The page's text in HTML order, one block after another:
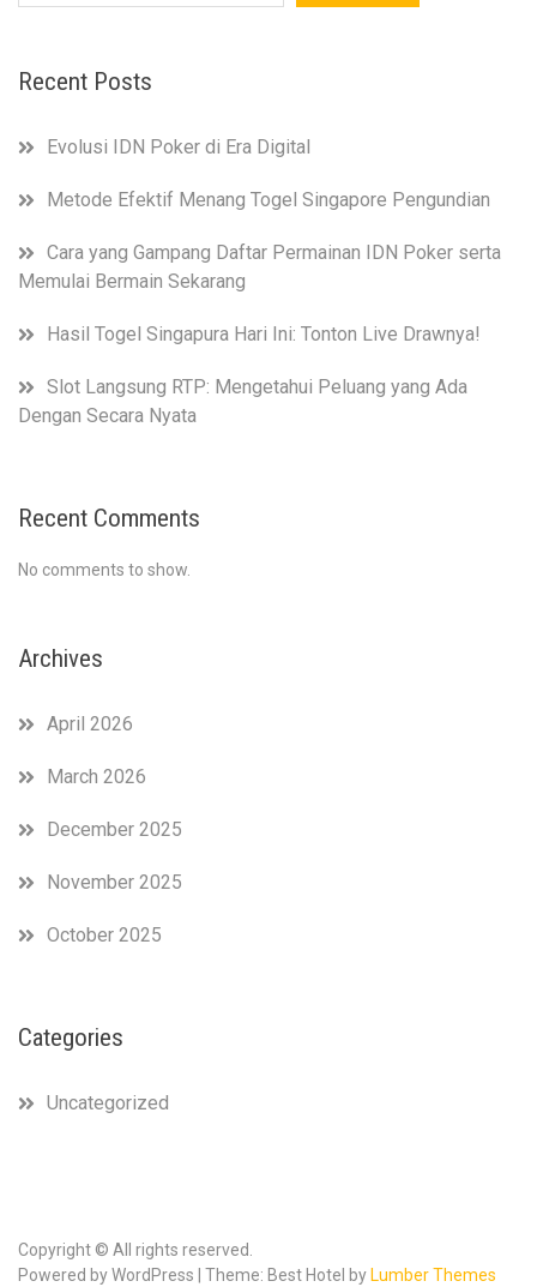
Recent Posts
Evolusi IDN Poker di Era Digital
Metode Efektif Menang Togel Singapore Pengundian
Cara yang Gampang Daftar Permainan IDN Poker serta
Memulai Bermain Sekarang
Hasil Togel Singapura Hari Ini: Tonton Live Drawnya!
Slot Langsung RTP: Mengetahui Peluang yang Ada
Dengan Secara Nyata
Recent Comments
No comments to show.
Archives
April 2026
March 2026
December 2025
November 2025
October 2025
Categories
Uncategorized
Copyright © All rights reserved.
Powered by WordPress | Theme: Best Hotel by Lumber Themes